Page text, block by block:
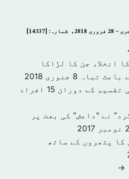
انخلاء جن کا لڑاکا
باعث تباہ 8 جنوری 2018
مراکش میں امداد کی تقسیم کے دوران 15 افراد
نے "داعش” کی بعت پر
2 نومبر 2017
کا پتھروں کے ساتھ
→